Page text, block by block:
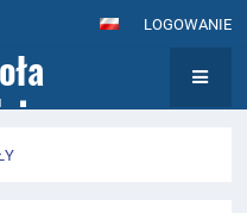
LOGOWANIE
nr